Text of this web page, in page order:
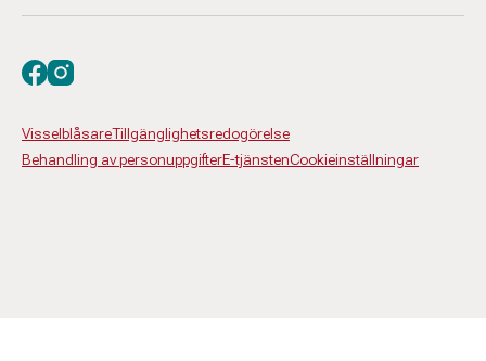
VisselblåsareTillgänglighetsredogörelse
Behandling av personuppgifterE-tjänstenCookieinställningar
Besök oss på facebook
Besök oss på instagram